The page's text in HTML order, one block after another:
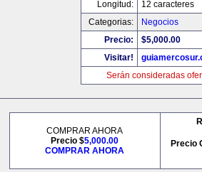
Longitud:
12 caracteres
Categorias:
Negocios
Precio:
$5,000.00
Visitar!
Serán consideradas
COMPRAR AHORA
Precio $5,000.00
COMPRAR AHORA
Precio